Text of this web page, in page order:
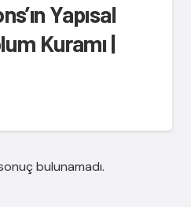
Yapısal
Kuramı |
bulunamadı.